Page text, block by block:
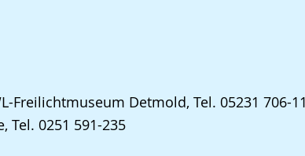
Freilichtmuseum Detmold, Tel. 05231 706-
Tel. 0251 591-235